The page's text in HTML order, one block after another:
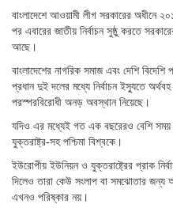
বাংলাদেশে আওয়ামী লীগ সরকারের অধীনে
পর এবারের জাতীয় নির্বাচন সুষ্ঠু করতে
আছে।
বাংলাদেশের নাগরিক সমাজ এবং দেশি বিদেশি
প্রধান দুই দলের মধ্যে নির্বাচন ইস্যুতে
পরস্পরবিরোধী অনড় অবস্থান নিয়েছে।
যদিও এর মধ্যেই গত এক বছরেরও বেশি সময়
যুক্তরাষ্ট্র-সহ পশ্চিমা বিশ্বকে।
ইউরোপীয় ইউনিয়ন ও যুক্তরাষ্ট্রের প্রাক
দিলেও তারা কেউ সংলাপ বা সমঝোতার জন্য
এখনও পরিষ্কার নয়।